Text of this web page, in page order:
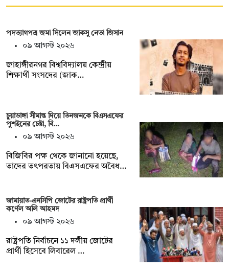
পদত্যাগপত্র জমা দিলেন জাকসু নেতা জিসান
০৯ আগস্ট ২০২৬
জাহাঙ্গীরনগর বিশ্ববিদ্যালয় কেন্দ্রীয়
শিক্ষার্থী সংসদের (জাক…
চুয়াডাঙ্গা সীমান্ত দিয়ে তিনজনকে বিএসএফের
পুশইনের চেষ্টা, বি…
০৯ আগস্ট ২০২৬
বিজিবির পক্ষ থেকে জানানো হয়েছে,
তাদের তৎপরতায় বিএসএফের অবৈধ…
জামায়াত-এনসিপি জোটের রাষ্ট্রপতি প্রার্থী
কর্ণেল অলি আহমদ
০৯ আগস্ট ২০২৬
রাষ্ট্রপতি নির্বাচনে ১১ দলীয় জোটের
প্রার্থী হিসেবে লিবারেল …